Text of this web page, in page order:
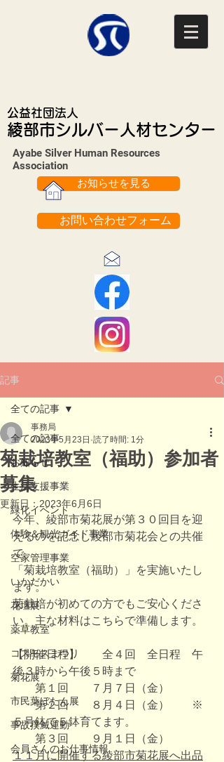
公益社団法人
綾部市シルバー人材センター
Ayabe Silver Human Resources
Association​
お知らせを見る
お問い合わせフォーム
記事
全ての記事
お知らせ
生活支援事業
緑化イベント
体験＆観光ガイド事業
空家管理事業
いかだかい
花壇展
薬草教室
コスモスまつり
菊花展
市民葉ぼたん展
事故撲滅運動
会員さんのお仕事情報
全ての記事
菊栽培教室（福助）参加者
募集
事務局
2023年5月23日 読了時間: 1分
更新日： 2023年6月6日
今年、綾部市菊花展が第３０回目を迎
えるのを記念し綾部市菊花会との共催
で
「菊栽培教室（福助）」を実施いたし
ます。
菊栽培が初めての方でもご安心くださ
い。主な材料はこちらで準備します。
【開催日程】　　全４回　全日程　午
後３時から午後５時まで
第１回　　７月７日（金）
第２回　　８月４日（金）　　※
５号鉢で５鉢育てます。
第３回　　９月１日（金）
１１月に開催する綾部市菊花展へ出品